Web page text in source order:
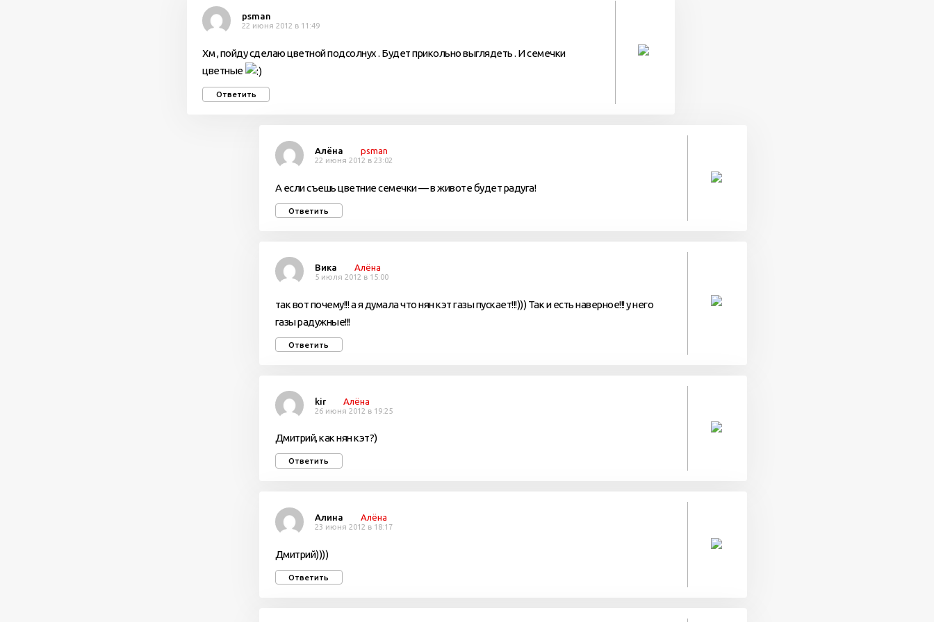
psman
22 июня 2012 в 11:49
Хм , пойду сделаю цветной подсолнух . Будет прикольно выглядеть . И семечки
цветные
Ответить
Алёна psman
22 июня 2012 в 23:02
А если съешь цветние семечки — в животе будет радуга!
Ответить
Вика Алёна
5 июля 2012 в 15:00
так вот почему!!! а я думала что нян кэт газы пускает!!!))) Так и есть наверное!!! у него
газы радужные!!!
Ответить
kir Алёна
26 июня 2012 в 19:25
Дмитрий, как нян кэт?)
Ответить
Алина Алёна
23 июня 2012 в 18:17
Дмитрий))))
Ответить